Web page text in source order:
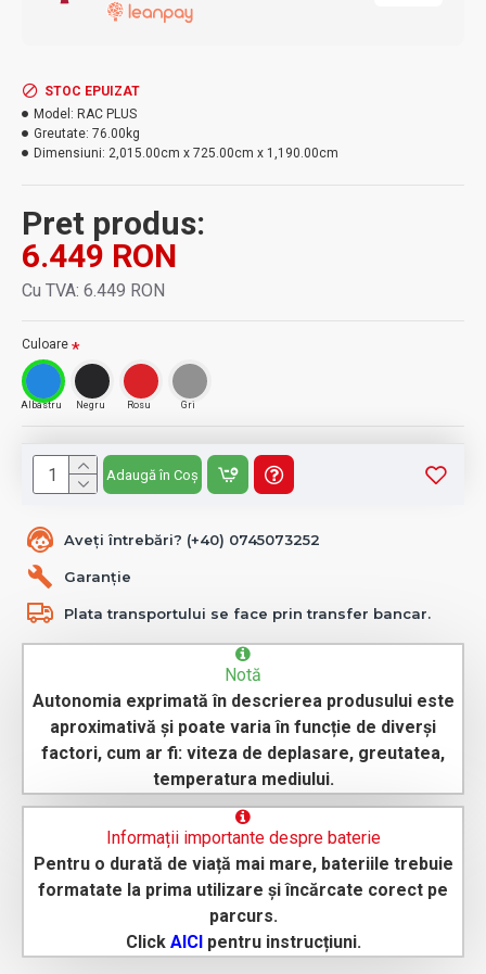
Aveți întrebări? (+40) 0745073252
Garanție
Plata transportului se face prin transfer bancar.
Notă
Autonomia exprimată în descrierea produsului este
aproximativă și poate varia în funcție de diverși
factori, cum ar fi: viteza de deplasare, greutatea,
temperatura mediului.
Informații importante despre baterie
Pentru o durată de viață mai mare, bateriile trebuie
formatate la prima utilizare și încărcate corect pe
parcurs.
Click AICIpentru instrucțiuni.
Pret produs:
6.449 RON
Cu TVA: 6.449 RON
STOC EPUIZAT
Model: RAC PLUS
Greutate: 76.00kg
Dimensiuni: 2,015.00cm x 725.00cm x 1,190.00cm
Culoare
Albastru Negru Rosu Gri
Adaugă în Coș